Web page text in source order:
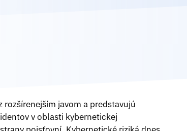
javom a predstavujú
v oblasti kybernetickej